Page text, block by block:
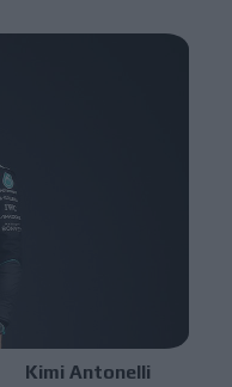
Kimi Antonelli